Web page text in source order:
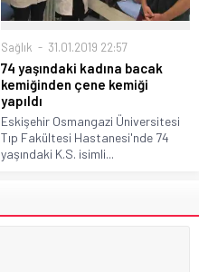
Sağlık 31.01.2019 22:57
74 yaşındaki kadına bacak
kemiğinden çene kemiği
yapıldı
Eskişehir Osmangazi Üniversitesi
Tıp Fakültesi Hastanesi'nde 74
yaşındaki K.S. isimli...